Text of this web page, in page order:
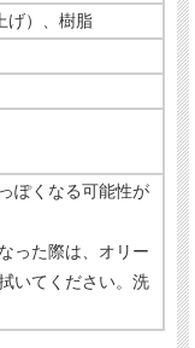
げ）、樹脂
ぽくなる可能性が
った際は、オリー
いてください。洗